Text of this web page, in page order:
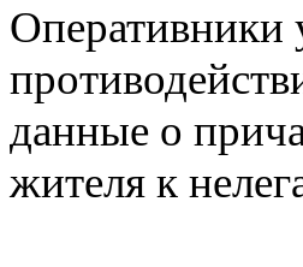
Оперативники
данные о
жителя к